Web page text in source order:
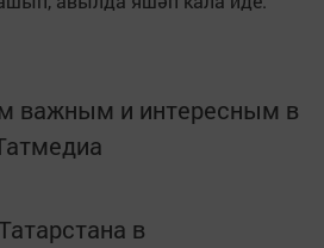
важным и интересным в
в